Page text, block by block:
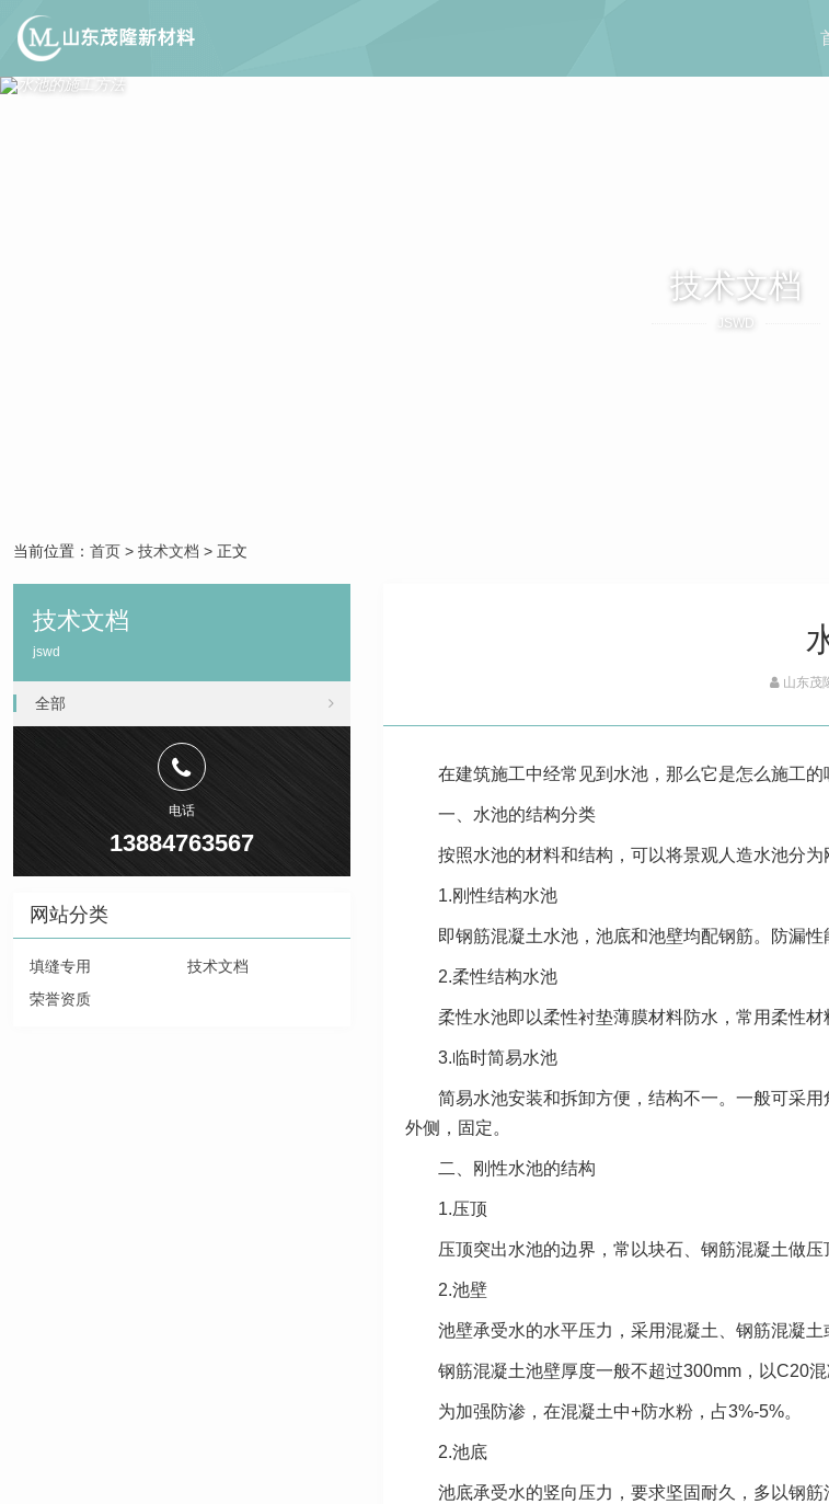
技术文档
JSWD
当前位置： 首页 > 技术文档 > 正文
山东茂
在建筑施工中经常见到水池，那么它是怎么施工
一、水池的结构分类
按照水池的材料和结构，可以将景观人造水池分
1.刚性结构水池
即钢筋混凝土水池，池底和池壁均配钢筋。防漏性
2.柔性结构水池
柔性水池即以柔性衬垫薄膜材料防水，常用柔性
3.临时简易水池
简易水池安装和拆卸方便，结构不一。一般可采
外侧，固定。
二、刚性水池的结构
1.压顶
压顶突出水池的边界，常以块石、钢筋混凝土做
2.池壁
池壁承受水的水平压力，采用混凝土、钢筋混凝土
钢筋混凝土池壁厚度一般不超过300mm，以C20
为加强防渗，在混凝土中+防水粉，占3%-5%。
2.池底
池底承受水的竖向压力，要求坚固耐久，多以钢
技术文档
jswd
全部
电话
13884763567
网站分类
填缝专用
技术文档
荣誉资质